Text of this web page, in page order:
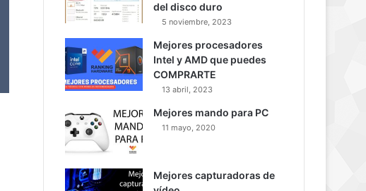
del disco duro
5 noviembre, 2023
Mejores procesadores
Intel y AMD que puedes
COMPRARTE
13 abril, 2023
Mejores mando para PC
11 mayo, 2020
Mejores capturadoras de